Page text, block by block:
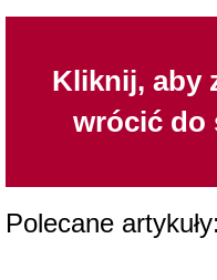
Kliknij, aby
wrócić do
Polecane artykuły: